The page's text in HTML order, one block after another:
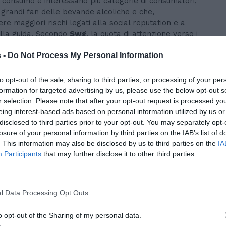
- Do Not Process My Personal Information
opt-out of the sale, sharing to third parties, or processing of your
for targeted advertising by us, please use the below opt-out
selection. Please note that after your opt-out request is processed
interest-based ads based on personal information utilized by us
to third parties prior to your opt-out. You may separately
of your personal information by third parties on the IAB’s list of
This information may also be disclosed by us to third parties on the
Participants that may further disclose it to other third parties.
Data Processing Opt Outs
opt-out of the Sharing of my personal data.
fan delle bevande alcoliche e che,
maggiori rischi legati alla social reputation e a
guida. Secondo Swg, la quota di attenzione verso i
(28% da 18 a 34 anni) e il target a maggior
casi dichiara importante e fondamentale poter
a disposizione dei consumatori prodotti a zero
essere catalogato come vino della GenZ. A
AGIVI e già produttrice che, nel 2024, ha portato sul
Z sta dimostrando grande attenzione verso
sober curious sempre più numeroso, negli Stati
di capire prima di tutto sul piano culturale che un
sperimentazione che può riservare risultati molto
oltre che dalla forte competizione di nuove
che vede la popolazione di bianchi diminuire
ai consumi tradizionali di vino. “
–
negli ultimi anni sono stati protagonisti di una
più secondaria nell’evoluzione del gusto degli
A ciò si aggiungeranno sempre più altre tipologie